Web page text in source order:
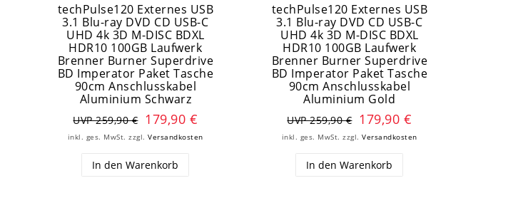
techPulse120 Externes USB
3.1 Blu-ray DVD CD USB-C
UHD 4k 3D M-DISC BDXL
HDR10 100GB Laufwerk
Brenner Burner Superdrive
BD Imperator Paket Tasche
90cm Anschlusskabel
Aluminium Schwarz
UVP 259,90 € 179,90 €
inkl. ges. MwSt. zzgl.Versandkosten
In den Warenkorb
techPulse120 Externes USB
3.1 Blu-ray DVD CD USB-C
UHD 4k 3D M-DISC BDXL
HDR10 100GB Laufwerk
Brenner Burner Superdrive
BD Imperator Paket Tasche
90cm Anschlusskabel
Aluminium Gold
UVP 259,90 € 179,90 €
inkl. ges. MwSt. zzgl.Versandkosten
In den Warenkorb